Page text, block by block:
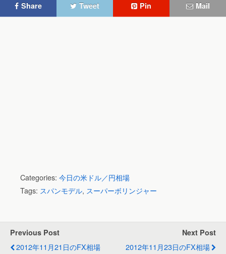
Share Tweet Pin Mail
Categories: 今日の米ドル／円相場
Tags: スパンモデル, スーパーボリンジャー
Previous Post
2012年11月21日のFX相場
Next Post
2012年11月23日のFX相場